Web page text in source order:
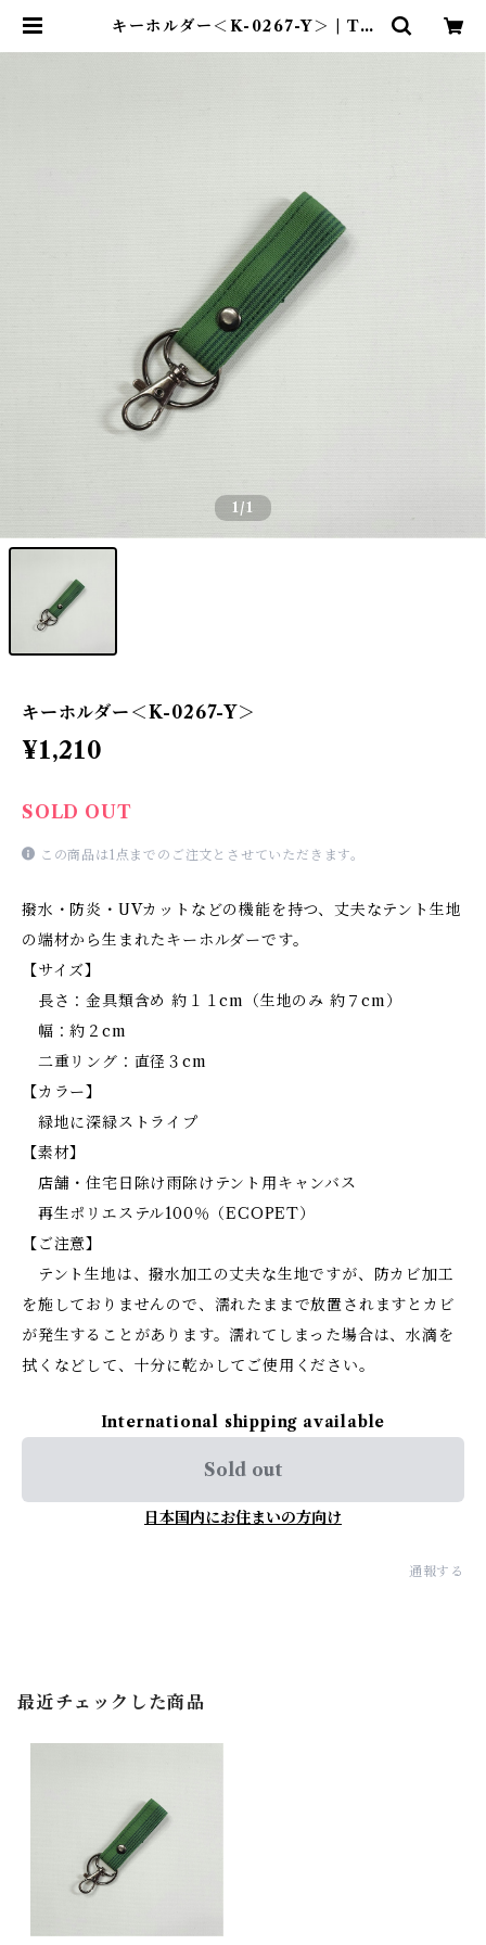
キーホルダー＜K-0267-Y＞ | TE
1/1
キーホルダー＜K-0267-Y＞
¥1,210
SOLD OUT
この商品は1点までのご注文とさせていただきます。
撥水・防炎・UVカットなどの機能を持つ、丈夫なテント生地
の端材から生まれたキーホルダーです。
【サイズ】
長さ：金具類含め 約１１cm（生地のみ 約７cm）
幅：約２cm
二重リング：直径３cm
【カラー】
緑地に深緑ストライプ
【素材】
店舗・住宅日除け雨除けテント用キャンバス
再生ポリエステル100％（ECOPET）
【ご注意】
テント生地は、撥水加工の丈夫な生地ですが、防カビ加工
を施しておりませんので、濡れたままで放置されますとカビ
が発生することがあります。濡れてしまった場合は、水滴を
拭くなどして、十分に乾かしてご使用ください。
International shipping available
Sold out
日本国内にお住まいの方向け
通報する
最近チェックした商品